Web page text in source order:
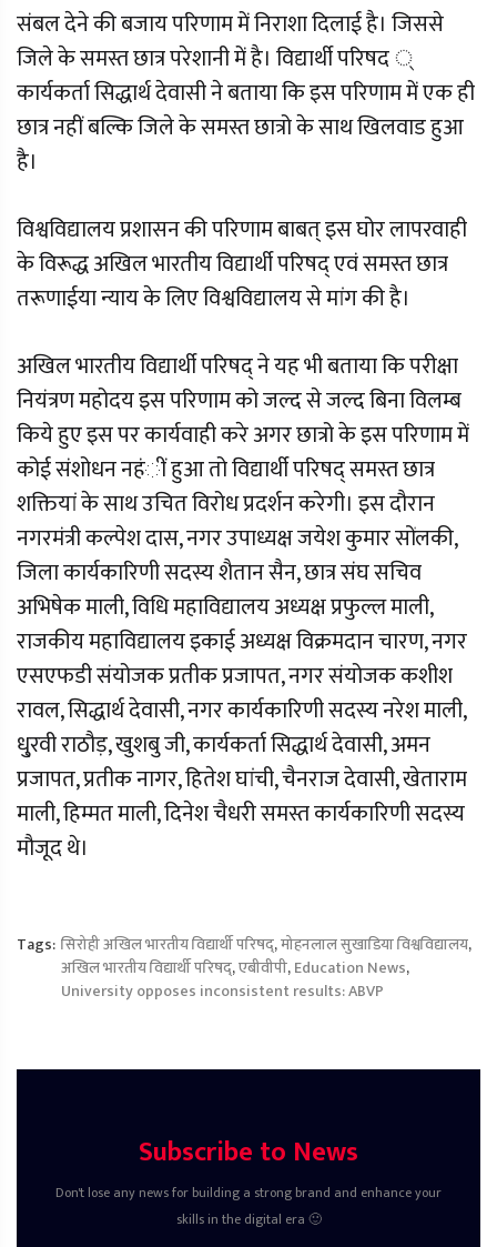
संबल देने की बजाय परिणाम में निराशा दिलाई है। जिससे
जिले के समस्त छात्र परेशानी में है। विद्यार्थी परिषद ्
कार्यकर्ता सिद्धार्थ देवासी ने बताया कि इस परिणाम में एक ही
छात्र नहीं बल्कि जिले के समस्त छात्रो के साथ खिलवाड हुआ
है।
विश्वविद्यालय प्रशासन की परिणाम बाबत् इस घोर लापरवाही
के विरूद्ध अखिल भारतीय विद्यार्थी परिषद् एवं समस्त छात्र
तरूणाईया न्याय के लिए विश्वविद्यालय से मांग की है।
अखिल भारतीय विद्यार्थी परिषद् ने यह भी बताया कि परीक्षा
नियंत्रण महोदय इस परिणाम को जल्द से जल्द बिना विलम्ब
किये हुए इस पर कार्यवाही करे अगर छात्रो के इस परिणाम में
कोई संशोधन नहंीं हुआ तो विद्यार्थी परिषद् समस्त छात्र
शक्तियां के साथ उचित विरोध प्रदर्शन करेगी। इस दौरान
नगरमंत्री कल्पेश दास, नगर उपाध्यक्ष जयेश कुमार सोंलकी,
जिला कार्यकारिणी सदस्य शैतान सैन, छात्र संघ सचिव
अभिषेक माली, विधि महाविद्यालय अध्यक्ष प्रफुल्ल माली,
राजकीय महाविद्यालय इकाई अध्यक्ष विक्रमदान चारण, नगर
एसएफडी संयोजक प्रतीक प्रजापत, नगर संयोजक कशीश
रावल, सिद्धार्थ देवासी, नगर कार्यकारिणी सदस्य नरेश माली,
धु्रवी राठौड़, खुशबु जी, कार्यकर्ता सिद्धार्थ देवासी, अमन
प्रजापत, प्रतीक नागर, हितेश घांची, चैनराज देवासी, खेताराम
माली, हिम्मत माली, दिनेश चैधरी समस्त कार्यकारिणी सदस्य
मौजूद थे।
Tags: सिरोही अखिल भारतीय विद्यार्थी परिषद्,मोहनलाल सुखाडिया विश्वविद्यालय,
अखिल भारतीय विद्यार्थी परिषद्,एबीवीपी,Education News,
University opposes inconsistent results: ABVP
Subscribe to News
Don't lose any news for building a strong brand and enhance your
skills in the digital era 🙂